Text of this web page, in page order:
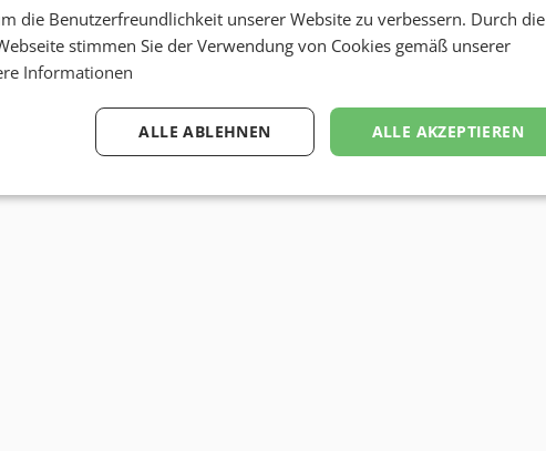
die Benutzerfreundlichkeit unserer Website zu verbessern. Durch die
stimmen Sie der Verwendung von Cookies gemäß unserer
Informationen
ALLE AKZEPTIEREN
ALLE ABLEHNEN